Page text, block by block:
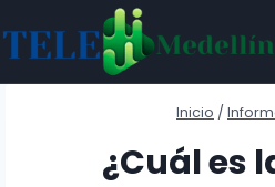
al
contenido
Inicio /
¿Cuál es